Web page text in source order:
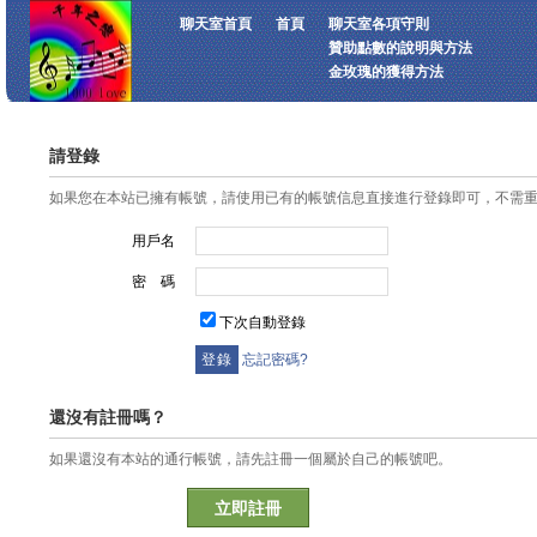
聊天室首頁 首頁
聊天室各項守則
贊助點數的說明與方法
金玫瑰的獲得方法
請登錄
如果您在本站已擁有帳號，請使用已有的帳號信息直接進行登錄即可，不需
用戶名
密 碼
下次自動登錄
忘記密碼?
還沒有註冊嗎？
如果還沒有本站的通行帳號，請先註冊一個屬於自己的帳號吧。
立即註冊